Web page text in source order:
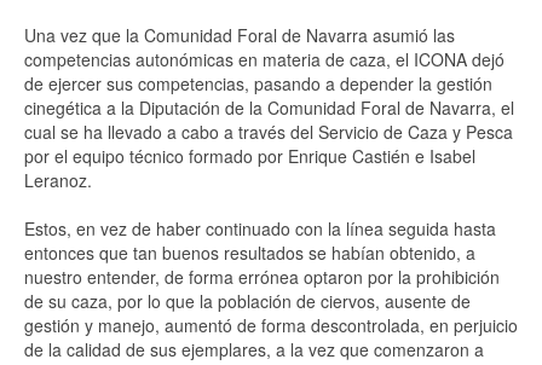
Una vez que la Comunidad Foral de Navarra asumió las
competencias autonómicas en materia de caza, el ICONA dejó
de ejercer sus competencias, pasando a depender la gestión
cinegética a la Diputación de la Comunidad Foral de Navarra, el
cual se ha llevado a cabo a través del Servicio de Caza y Pesca
por el equipo técnico formado por Enrique Castién e Isabel
Leranoz.
Estos, en vez de haber continuado con la línea seguida hasta
entonces que tan buenos resultados se habían obtenido, a
nuestro entender, de forma errónea optaron por la prohibición
de su caza, por lo que la población de ciervos, ausente de
gestión y manejo, aumentó de forma descontrolada, en perjuicio
de la calidad de sus ejemplares, a la vez que comenzaron a